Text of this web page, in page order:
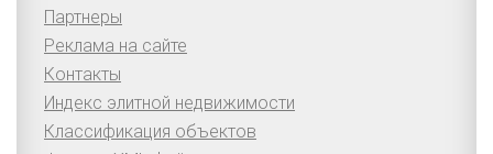
Партнеры
Реклама на сайте
Контакты
Индекс элитной недвижимости
Классификация объектов